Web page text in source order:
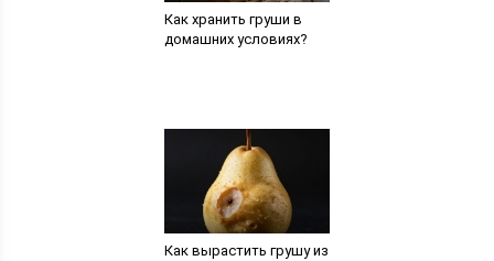
Как хранить груши в
домашних условиях?
Как вырастить грушу из